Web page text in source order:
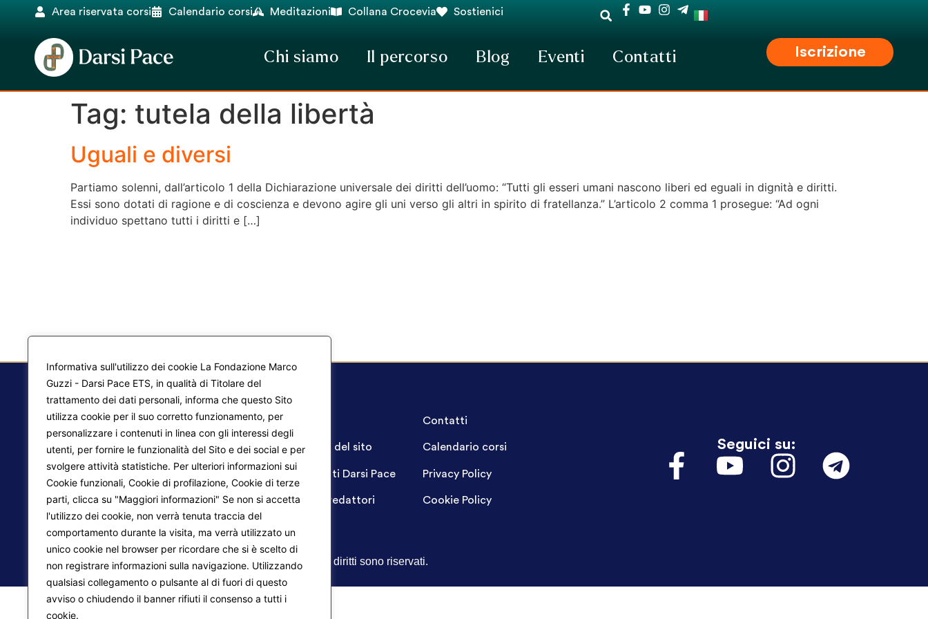
Informativa sull'utilizzo dei cookie La Fondazione Marco
Guzzi - Darsi Pace ETS, in qualità di Titolare del
trattamento dei dati personali, informa che questo Sito
utilizza cookie per il suo corretto funzionamento, per
personalizzare i contenuti in linea con gli interessi degli
utenti, per fornire le funzionalità del Sito e dei social e per
svolgere attività statistiche. Per ulteriori informazioni sui
Cookie funzionali, Cookie di profilazione, Cookie di terze
parti, clicca su "Maggiori informazioni" Se non si accetta
l'utilizzo dei cookie, non verrà tenuta traccia del
comportamento durante la visita, ma verrà utilizzato un
unico cookie nel browser per ricordare che si è scelto di
non registrare informazioni sulla navigazione. Utilizzando
qualsiasi collegamento o pulsante al di fuori di questo
avviso o chiudendo il banner rifiuti il consenso a tutti i
cookie.
Area riservata corsi Calendario corsi Meditazioni Collana Crocevia Sostienici
Chi siamo Il percorso Blog Eventi Contatti Iscrizione
Tag: tutela della libertà
Uguali e diversi
Partiamo solenni, dall’articolo 1 della Dichiarazione universale dei diritti dell’uomo: “Tutti gli esseri umani nascono liberi ed eguali in dignità e diritti.
Essi sono dotati di ragione e di coscienza e devono agire gli uni verso gli altri in spirito di fratellanza.” L’articolo 2 comma 1 prosegue: “Ad ogni
individuo spettano tutti i diritti e […]
Liberazione interiore
Trasformazione del mondo
Mappa del sito
Progetti Darsi Pace
Login redattori
Contatti
Calendario corsi
Privacy Policy
Cookie Policy
Seguici su:
© 2026Fondazione Marco Guzzi – Darsi Pace ETS. Tutti i diritti sono riservati.